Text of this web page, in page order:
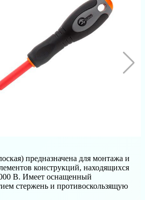
предназначена для монтажа и
конструкций, находящихся
В. Имеет оснащенный
стержень и противоскользящую